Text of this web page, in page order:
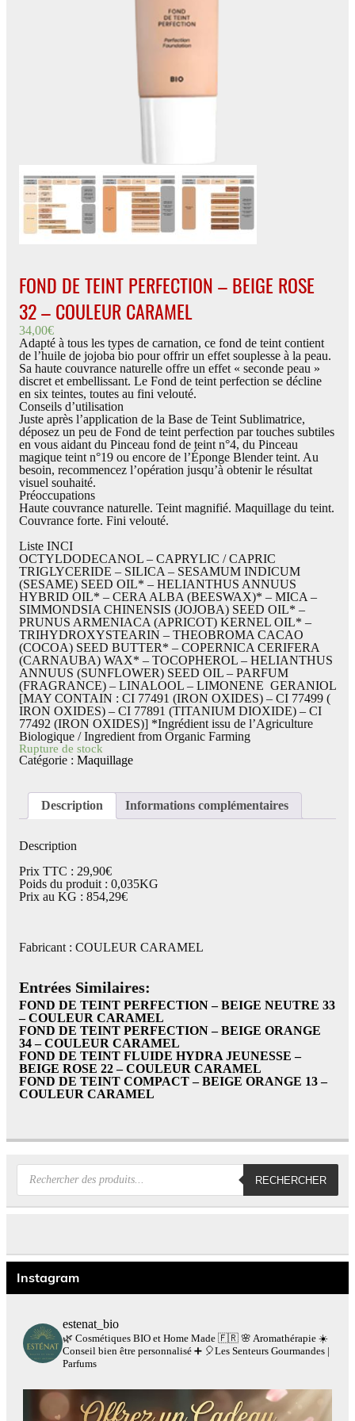
FOND DE TEINT PERFECTION – BEIGE ROSE
32 – COULEUR CARAMEL
34,00€
Adapté à tous les types de carnation, ce fond de teint contient
de l’huile de jojoba bio pour offrir un effet souplesse à la peau.
Sa haute couvrance naturelle offre un effet « seconde peau »
discret et embellissant. Le Fond de teint perfection se décline
en six teintes, toutes au fini velouté.
Conseils d’utilisation
Juste après l’application de la Base de Teint Sublimatrice,
déposez un peu de Fond de teint perfection par touches subtiles
en vous aidant du Pinceau fond de teint n°4, du Pinceau
magique teint n°19 ou encore de l’Éponge Blender teint. Au
besoin, recommencez l’opération jusqu’à obtenir le résultat
visuel souhaité.
Préoccupations
Haute couvrance naturelle. Teint magnifié. Maquillage du teint.
Couvrance forte. Fini velouté.
Liste INCI
OCTYLDODECANOL – CAPRYLIC / CAPRIC
TRIGLYCERIDE – SILICA – SESAMUM INDICUM
(SESAME) SEED OIL* – HELIANTHUS ANNUUS
HYBRID OIL* – CERA ALBA (BEESWAX)* – MICA –
SIMMONDSIA CHINENSIS (JOJOBA) SEED OIL* –
PRUNUS ARMENIACA (APRICOT) KERNEL OIL* –
TRIHYDROXYSTEARIN – THEOBROMA CACAO
(COCOA) SEED BUTTER* – COPERNICA CERIFERA
(CARNAUBA) WAX* – TOCOPHEROL – HELIANTHUS
ANNUUS (SUNFLOWER) SEED OIL – PARFUM
(FRAGRANCE) – LINALOOL – LIMONENE  GERANIOL
[MAY CONTAIN : CI 77491 (IRON OXIDES) – CI 77499 (
IRON OXIDES) – CI 77891 (TITANIUM DIOXIDE) – CI
77492 (IRON OXIDES)] *Ingrédient issu de l’Agriculture
Biologique / Ingredient from Organic Farming
Rupture de stock
Catégorie : Maquillage
Description Informations complémentaires
Description
Prix TTC : 29,90€
Poids du produit : 0,035KG
Prix au KG : 854,29€
Fabricant : COULEUR CARAMEL
Entrées Similaires:
FOND DE TEINT PERFECTION – BEIGE NEUTRE 33
– COULEUR CARAMEL
FOND DE TEINT PERFECTION – BEIGE ORANGE
34 – COULEUR CARAMEL
FOND DE TEINT FLUIDE HYDRA JEUNESSE –
BEIGE ROSE 22 – COULEUR CARAMEL
FOND DE TEINT COMPACT – BEIGE ORANGE 13 –
COULEUR CARAMEL
Recherche
produits
RECHERCHER
Instagram
estenat_bio
🌿 Cosmétiques BIO et Home Made 🇫🇷🌸 Aromathérapie☀️
Conseil bien être personnalisé➕🎈Les Senteurs Gourmandes |
Parfums